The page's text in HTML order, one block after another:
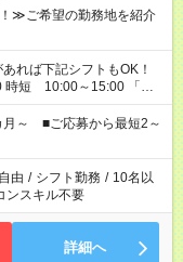
≫ご希望の勤務地を紹介
短 10:00～15:00 「家
て夕飯の準備がしたい」
ご希望を教えてください
計で週40時間を超える場
月～ ■ご応募から最短2～
由 / シフト勤務 / 10名以
ンスキル不要
詳細へ